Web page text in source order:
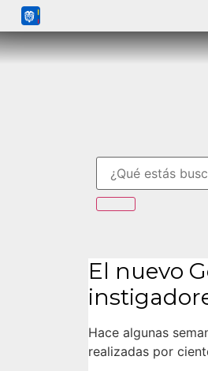
El nuevo
Hace algunas
realizadas por